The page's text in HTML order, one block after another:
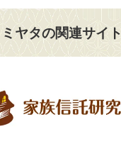
ミヤタの関連サイト